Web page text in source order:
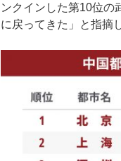
ンクインした第10位の
に戻ってきた」と指摘